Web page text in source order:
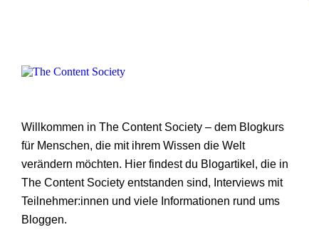
Willkommen in The Content Society – dem Blogkurs
für Menschen, die mit ihrem Wissen die Welt
verändern möchten. Hier findest du Blogartikel, die in
The Content Society entstanden sind, Interviews mit
Teilnehmer:innen und viele Informationen rund ums
Bloggen.